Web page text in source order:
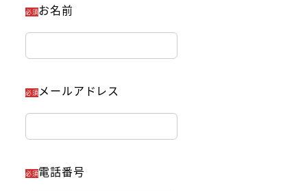
必須お名前
必須メールアドレス
必須電話番号